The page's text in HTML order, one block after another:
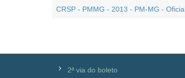
CRSP - PMMG - 2013 - PM-MG -
2ª via do boleto